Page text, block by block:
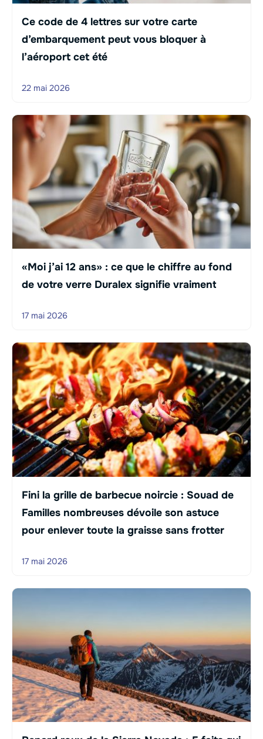
Ce code de 4 lettres sur votre carte
d’embarquement peut vous bloquer à
l’aéroport cet été
22 mai 2026
«Moi j’ai 12 ans» : ce que le chiffre au fond
de votre verre Duralex signifie vraiment
17 mai 2026
Fini la grille de barbecue noircie : Souad de
Familles nombreuses dévoile son astuce
pour enlever toute la graisse sans frotter
17 mai 2026